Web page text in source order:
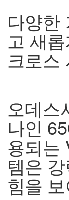
다양한
고 새
크로스
오데스
나인
용되는
템은
힘을